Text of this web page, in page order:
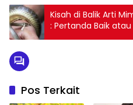
Kisah di Balik Arti
: Pertanda Baik
Pos Terkait